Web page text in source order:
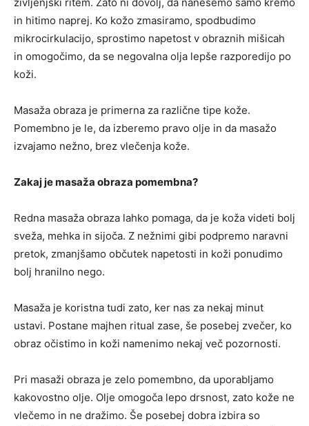
in hitimo naprej. Ko kožo zmasiramo, spodbudimo
mikrocirkulacijo, sprostimo napetost v obraznih mišicah
in omogočimo, da se negovalna olja lepše razporedijo po
koži.
Masaža obraza je primerna za različne tipe kože.
Pomembno je le, da izberemo pravo olje in da masažo
izvajamo nežno, brez vlečenja kože.
Zakaj je masaža obraza pomembna?
Redna masaža obraza lahko pomaga, da je koža videti bolj
sveža, mehka in sijoča. Z nežnimi gibi podpremo naravni
pretok, zmanjšamo občutek napetosti in koži ponudimo
bolj hranilno nego.
Masaža je koristna tudi zato, ker nas za nekaj minut
ustavi. Postane majhen ritual zase, še posebej zvečer, ko
obraz očistimo in koži namenimo nekaj več pozornosti.
Pri masaži obraza je zelo pomembno, da uporabljamo
kakovostno olje. Olje omogoča lepo drsnost, zato kože ne
vlečemo in ne dražimo. Še posebej dobra izbira so